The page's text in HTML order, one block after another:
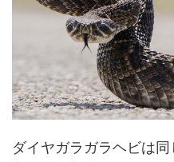
ダイヤガラガラヘビは